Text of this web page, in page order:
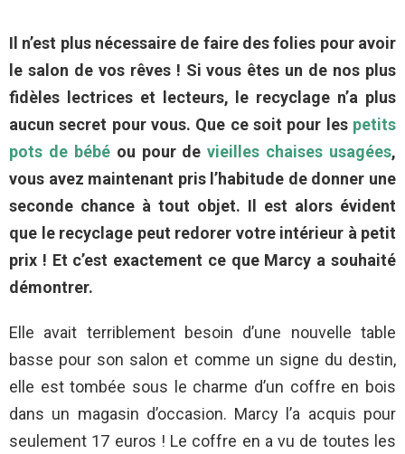
Il n’est plus nécessaire de faire des folies pour avoir
le salon de vos rêves ! Si vous êtes un de nos plus
fidèles lectrices et lecteurs, le recyclage n’a plus
aucun secret pour vous. Que ce soit pour les petits
pots de bébéou pour devieilles chaises usagées,
vous avez maintenant pris l’habitude de donner une
seconde chance à tout objet. Il est alors évident
que le recyclage peut redorer votre intérieur à petit
prix ! Et c’est exactement ce que Marcy a souhaité
démontrer.
Elle avait terriblement besoin d’une nouvelle table
basse pour son salon et comme un signe du destin,
elle est tombée sous le charme d’un coffre en bois
dans un magasin d’occasion. Marcy l’a acquis pour
seulement 17 euros ! Le coffre en a vu de toutes les